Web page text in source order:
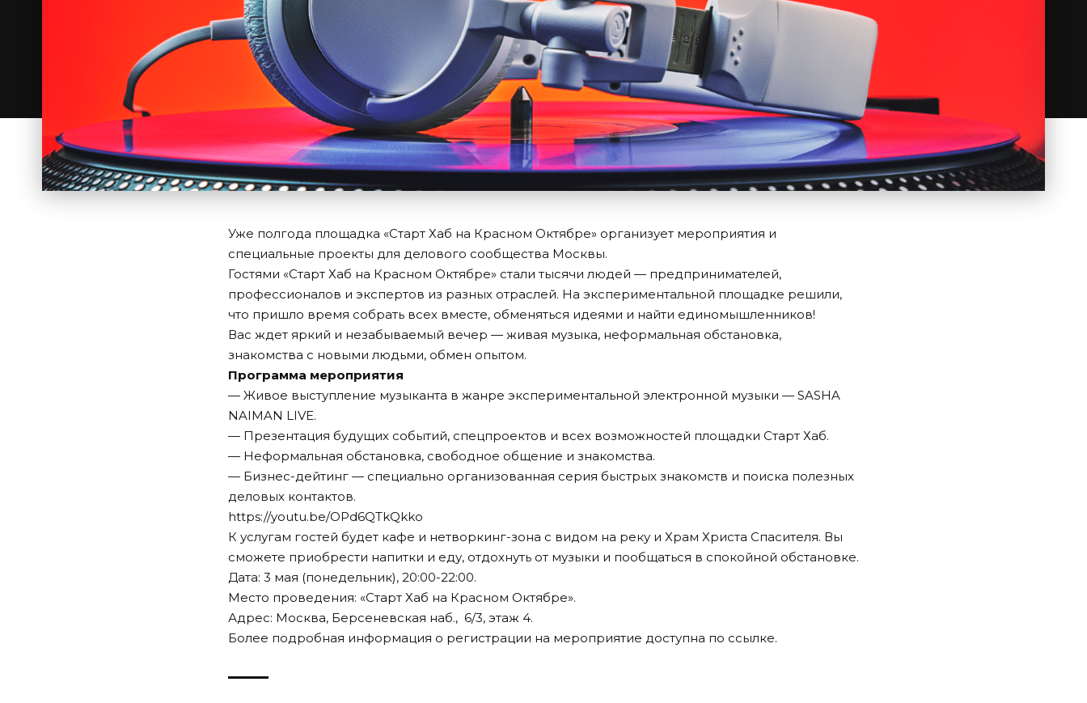
Уже полгода площадка «Старт Хаб на Красном Октябре» организует мероприятия и
специальные проекты для делового сообщества Москвы.
Гостями «Старт Хаб на Красном Октябре» стали тысячи людей — предпринимателей,
профессионалов и экспертов из разных отраслей. На экспериментальной площадке решили,
что пришло время собрать всех вместе, обменяться идеями и найти единомышленников!
Вас ждет яркий и незабываемый вечер — живая музыка, неформальная обстановка,
знакомства с новыми людьми, обмен опытом.
Программа мероприятия
— Живое выступление музыканта в жанре экспериментальной электронной музыки — SASHA
NAIMAN LIVE.
— Презентация будущих событий, спецпроектов и всех возможностей площадки Старт Хаб.
— Неформальная обстановка, свободное общение и знакомства.
— Бизнес-дейтинг — специально организованная серия быстрых знакомств и поиска полезных
деловых контактов.
https://youtu.be/OPd6QTkQkko
К услугам гостей будет кафе и нетворкинг-зона с видом на реку и Храм Христа Спасителя. Вы
сможете приобрести напитки и еду, отдохнуть от музыки и пообщаться в спокойной обстановке.
Дата: 3 мая (понедельник), 20:00-22:00.
Место проведения: «Старт Хаб на Красном Октябре».
Адрес: Москва, Берсеневская наб., 6/3, этаж 4.
Более подробная информация о регистрации на мероприятие доступна по ссылке.